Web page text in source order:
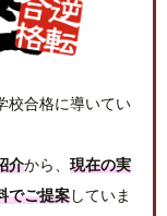
校合格に導いてい
介から、 現在の実
でご提案していま